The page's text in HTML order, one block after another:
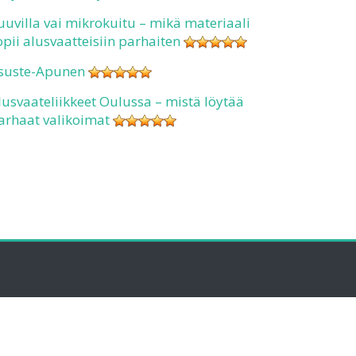
vai mikrokuitu – mikä materiaali
alusvaatteisiin parhaiten
Apunen
Oulussa – mistä löytää
valikoimat